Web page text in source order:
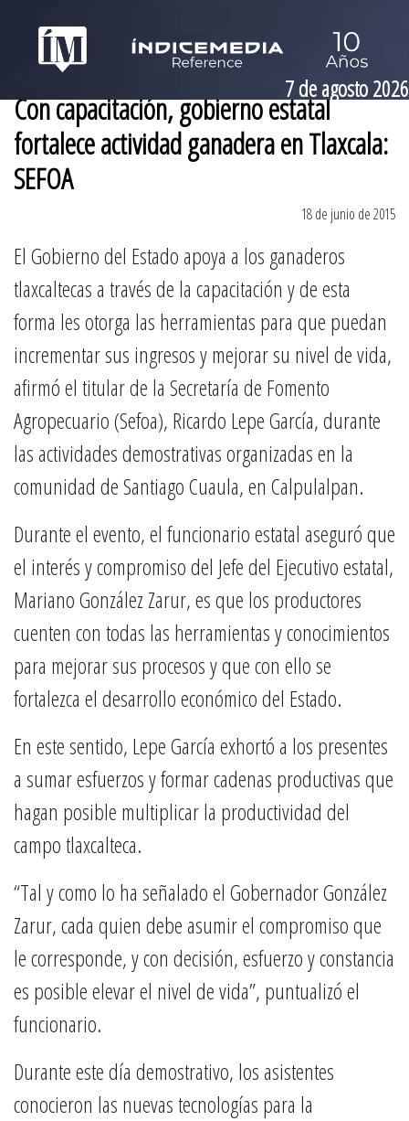
7 de agosto 2026
Con capacitación, gobierno estatal
fortalece actividad ganadera en Tlaxcala:
SEFOA
18 de junio de 2015
El Gobierno del Estado apoya a los ganaderos
tlaxcaltecas a través de la capacitación y de esta
forma les otorga las herramientas para que puedan
incrementar sus ingresos y mejorar su nivel de vida,
afirmó el titular de la Secretaría de Fomento
Agropecuario (Sefoa), Ricardo Lepe García, durante
las actividades demostrativas organizadas en la
comunidad de Santiago Cuaula, en Calpulalpan.
Durante el evento, el funcionario estatal aseguró que
el interés y compromiso del Jefe del Ejecutivo estatal,
Mariano González Zarur, es que los productores
cuenten con todas las herramientas y conocimientos
para mejorar sus procesos y que con ello se
fortalezca el desarrollo económico del Estado.
En este sentido, Lepe García exhortó a los presentes
a sumar esfuerzos y formar cadenas productivas que
hagan posible multiplicar la productividad del
campo tlaxcalteca.
“Tal y como lo ha señalado el Gobernador González
Zarur, cada quien debe asumir el compromiso que
le corresponde, y con decisión, esfuerzo y constancia
es posible elevar el nivel de vida”, puntualizó el
funcionario.
Durante este día demostrativo, los asistentes
conocieron las nuevas tecnologías para la